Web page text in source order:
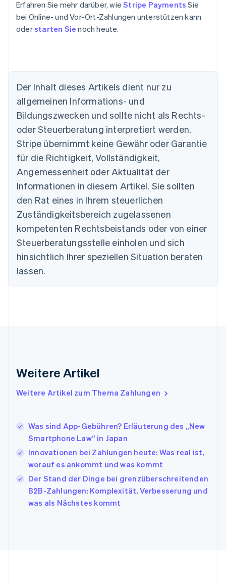
Erfahren Sie mehr darüber, wieStripe Payments Sie
bei Online- und Vor-Ort-Zahlungen unterstützen kann
oderstarten Sie noch heute.
Der Inhalt dieses Artikels dient nur zu
allgemeinen Informations- und
Bildungszwecken und sollte nicht als Rechts-
oder Steuerberatung interpretiert werden.
Stripe übernimmt keine Gewähr oder Garantie
für die Richtigkeit, Vollständigkeit,
Angemessenheit oder Aktualität der
Informationen in diesem Artikel. Sie sollten
den Rat eines in Ihrem steuerlichen
Zuständigkeitsbereich zugelassenen
kompetenten Rechtsbeistands oder von einer
Steuerberatungsstelle einholen und sich
hinsichtlich Ihrer speziellen Situation beraten
lassen.
Weitere Artikel
Weitere Artikel zum Thema Zahlungen
Was sind App-Gebühren? Erläuterung des „New
Smartphone Law“ in Japan
Innovationen bei Zahlungen heute: Was real ist,
worauf es ankommt und was kommt
Der Stand der Dinge bei grenzüberschreitenden
B2B-Zahlungen: Komplexität, Verbesserung und
was als Nächstes kommt
Australien
English
Belgien
Nederlands Français DeutschEnglish
Brasilien
PortuguêsEnglish
English
Dänemark
English
Deutschland
DeutschEnglish
Estland
Festlandchina
简体中文English
Finnland
English
Frankreich
Irland
Italien
日本語 English
EnglishFrançais
Kroatien
EnglishItaliano
English
Liechtenstein
Deutsch English